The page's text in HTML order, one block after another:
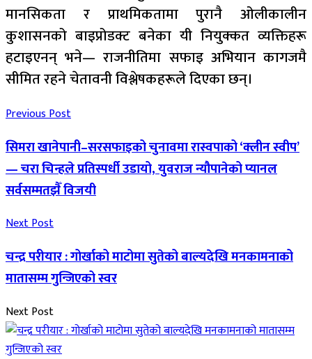
मानसिकता र प्राथमिकतामा पुरानै ओलीकालीन
कुशासनको बाइप्रोडक्ट बनेका यी नियुक्कत व्यक्तिहरू
हटाइएनन् भने— राजनीतिमा सफाइ अभियान कागजमै
सीमित रहने चेतावनी विश्लेषकहरूले दिएका छन्।
Previous Post
सिमरा खानेपानी–सरसफाइको चुनावमा रास्वपाको ‘क्लीन स्वीप’
— चरा चिन्हले प्रतिस्पर्धी उडायो, युवराज न्यौपानेको प्यानल
सर्वसम्मतझैँ विजयी
Next Post
चन्द्र परीयार : गोर्खाको माटोमा सुतेको बाल्यदेखि मनकामनाको
मातासम्म गुन्जिएको स्वर
Next Post